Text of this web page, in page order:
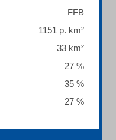
FFB
1151 p. km²
33 km²
27 %
35 %
27 %